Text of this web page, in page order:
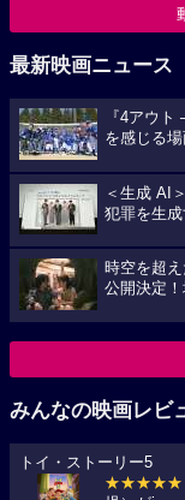
最新映画ニュース
『4アウ
を感じる
＜生成 AI
犯罪を生成
時空を超
公開決定
みんなの映画レビ
トイ・ストーリー5
★★★★★